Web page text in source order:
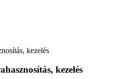
kezelés